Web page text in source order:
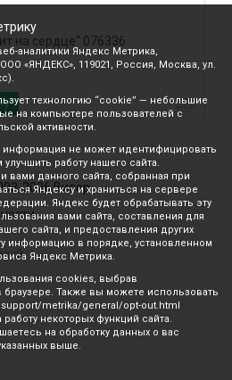
на сердце" 076336
2026 Вилор
аналитики Яндекс Метрика,
«ЯНДЕКС», 119021, Россия, Москва, ул.
технологию “cookie” — небольшие
на компьютере пользователей с
активности.
не может идентифицировать
работу нашего сайта.
вами данного сайта, собранная при
Яндексу и храниться на сервере
Яндекс будет обрабатывать эту
вами сайта, составления для
сайта, и предоставления других
информацию в порядке, установленном
Яндекс Метрика.
cookies, выбрав
Также вы можете использовать
metrika/general/opt-out.html
некоторых функций сайта.
на обработку данных о вас
выше.